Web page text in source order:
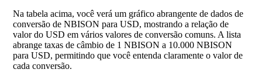
Na tabela acima, você verá um gráfico abrangente de dados de
conversão de NBISON para USD, mostrando a relação de
valor do USD em vários valores de conversão comuns. A lista
abrange taxas de câmbio de 1 NBISON a 10.000 NBISON
para USD, permitindo que você entenda claramente o valor de
cada conversão.